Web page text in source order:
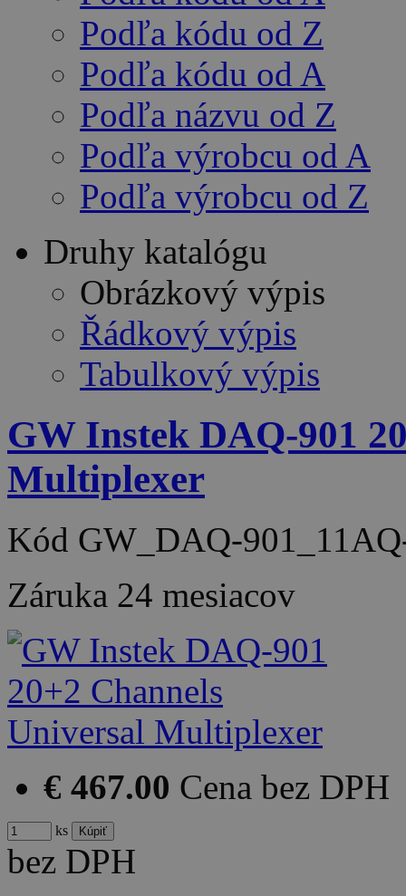
Podľa kódu od Z
Podľa kódu od A
Podľa názvu od Z
Podľa výrobcu od A
Podľa výrobcu od Z
Druhy katalógu
Obrázkový výpis
Řádkový výpis
Tabulkový výpis
GW Instek DAQ-901
Multiplexer
Kód GW_DAQ-
Záruka 24 mesiacov
€ 467.00 Cena bez DPH
ks
bez DPH